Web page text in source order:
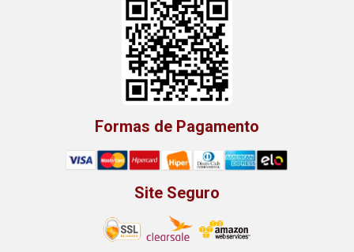
Formas de Pagamento
Site Seguro